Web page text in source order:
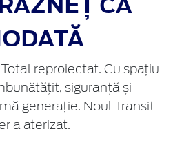
reproiectat. Cu spațiu
siguranță și
generație. Noul Transit
a aterizat.